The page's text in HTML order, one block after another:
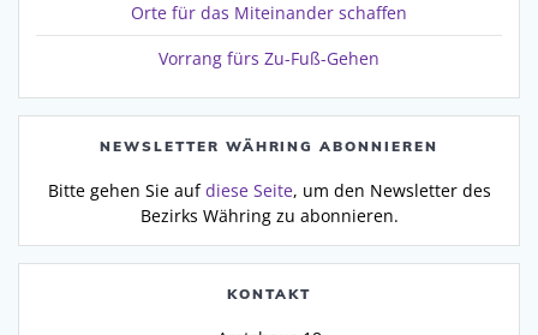
Orte für das Miteinander schaffen
Vorrang fürs Zu-Fuß-Gehen
NEWSLETTER WÄHRING ABONNIEREN
Bitte gehen Sie aufdiese Seite, um den Newsletter des
Bezirks Währing zu abonnieren.
KONTAKT